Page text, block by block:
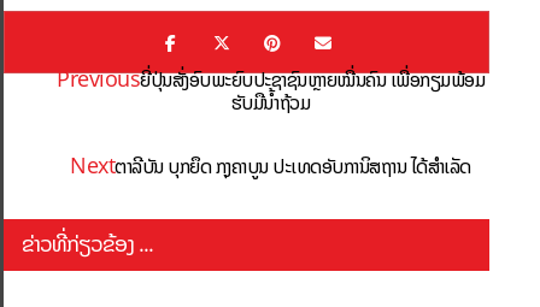
Previousຍີ່ປຸ່ນສັ່ງອົບພະຍົບປະຊາຊົນຫຼາຍໝື່ນຄົນ ເພື່ອກຽມພ້ອມ
ຮັບມືນ້ຳຖ້ວມ
Nextຕາລີບັນ ບຸກຍຶດ ກຸງຄາບູນ ປະເທດອັບການິສຖານ ໄດ້ສຳເລັດ
ຂ່າວທີ່ກ່ຽວຂ້ອງ ...